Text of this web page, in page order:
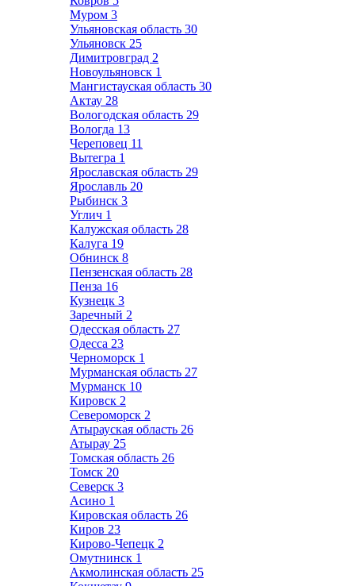
Муром 3
Ульяновская область 30
Ульяновск 25
Димитровград 2
Новоульяновск 1
Мангистауская область 30
Актау 28
Вологодская область 29
Вологда 13
Череповец 11
Вытегра 1
Ярославская область 29
Ярославль 20
Рыбинск 3
Углич 1
Калужская область 28
Калуга 19
Обнинск 8
Пензенская область 28
Пенза 16
Кузнецк 3
Заречный 2
Одесская область 27
Одесса 23
Черноморск 1
Мурманская область 27
Мурманск 10
Кировск 2
Североморск 2
Атырауская область 26
Атырау 25
Томская область 26
Томск 20
Северск 3
Асино 1
Кировская область 26
Киров 23
Кирово-Чепецк 2
Омутнинск 1
Акмолинская область 25